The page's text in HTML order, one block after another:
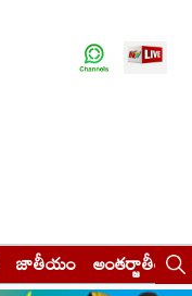
జాతీయం అంతర్జాతీయం